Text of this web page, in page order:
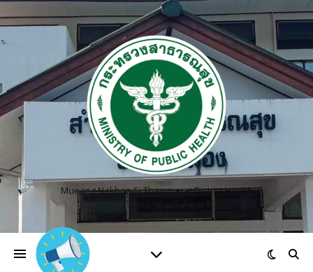
Mueang Nakhon Si Thammarat District Health